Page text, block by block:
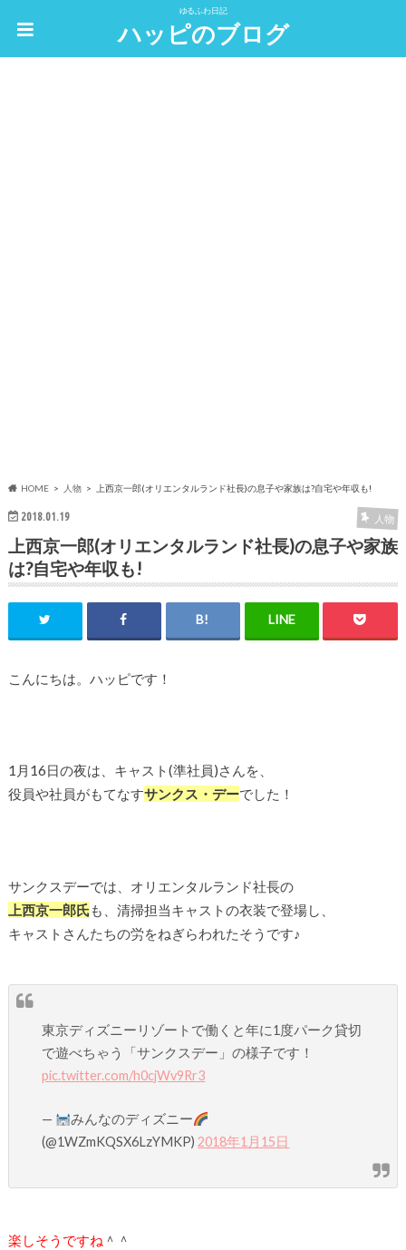
ゆるふわ日記
ハッピのブログ
HOME 人物 上西京一郎(オリエンタルランド社長)の息子や家族は?自宅や年収も!
2018.01.19 人物
上西京一郎(オリエンタルランド社長)の息子や家族
は?自宅や年収も!
こんにちは。ハッピです！
1月16日の夜は、キャスト(準社員)さんを、
役員や社員がもてなすサンクス・デーでした！
サンクスデーでは、オリエンタルランド社長の
上西京一郎氏 も、清掃担当キャストの衣装で登場し、
キャストさんたちの労をねぎらわれたそうです♪
東京ディズニーリゾートで働くと年に1度パーク貸切
で遊べちゃう「サンクスデー」の様子です！
pic.twitter.com/h0cjWv9Rr3
—
みんなのディズニー
(@1WZmKQSX6LzYMKP)2018年1月15日
楽しそうですね ＾＾